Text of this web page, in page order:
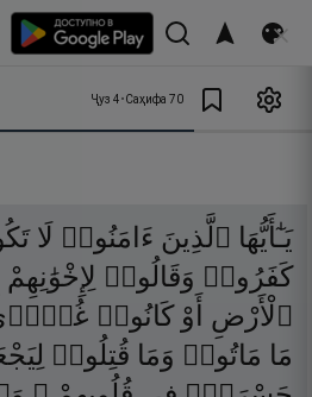
Ҷуз 4•Саҳифа 70
يَـٰٓأَيُّهَا ٱلَّذِينَ ءَامَنُوا۟ لَا
كَفَرُوا۟ وَقَالُوا۟ لِإِخْوَٰنِهِمْ
ٱلْأَرْضِ
أَوْ كَانُوا۟
مَا مَاتُوا۟ وَمَا قُتِلُوا۟